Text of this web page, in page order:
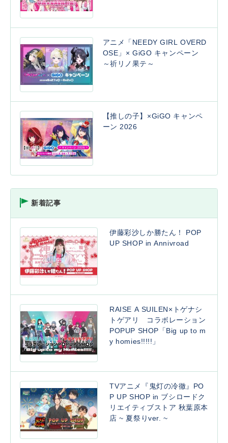
アニメ「NEEDY GIRL OVERD
OSE」× GiGO キャンペーン
～祈リノ果テ～
【推しの子】×GiGO キャンペ
ーン 2026
新着記事
伊藤彩沙しか勝たん！ POP
UP SHOP in Annivroad
RAISE A SUILEN×トゲナシ
トゲアリ コラボレーション
POPUP SHOP「Big up to m
y homies!!!!!」
TVアニメ『鬼灯の冷徹』PO
P UP SHOP in ブシロードク
リエイティブストア 秋葉原本
店 ~ 夏祭りver. ~